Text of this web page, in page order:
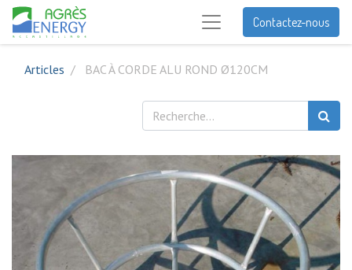
Contactez-nous
Articles BAC À CORDE ALU ROND Ø120CM